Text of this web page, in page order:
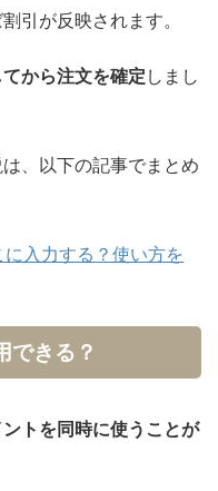
引が反映されます。
から注文を確定しまし
、以下の記事でまとめ
入力する？使い方を
できる？
トを同時に使うことが